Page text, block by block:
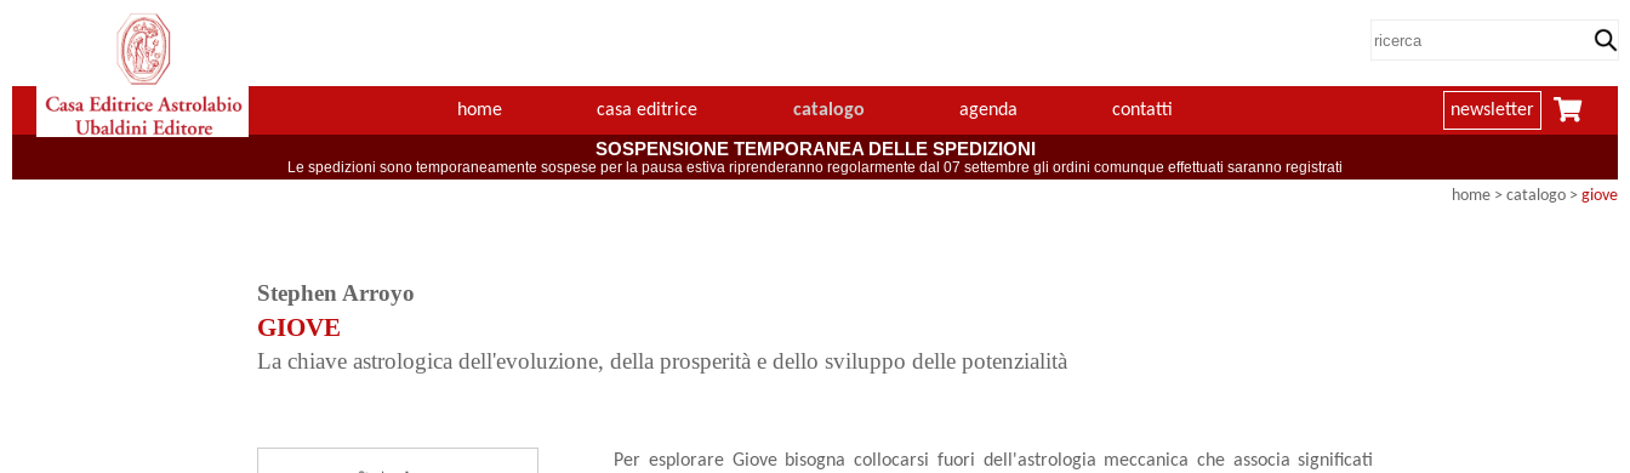
home casa editrice catalogo agenda contatti newsletter
SOSPENSIONE TEMPORANEA DELLE SPEDIZIONI
Le spedizioni sono temporaneamente sospese per la pausa estiva riprenderanno regolarmente dal 07 settembre gli ordini comunque effettuati saranno registrati
home > catalogo > giove
Stephen Arroyo
GIOVE
La chiave astrologica dell'evoluzione, della prosperità e dello sviluppo delle potenzialità
Per esplorare Giove bisogna collocarsi fuori dell'astrologia meccanica che associa significati